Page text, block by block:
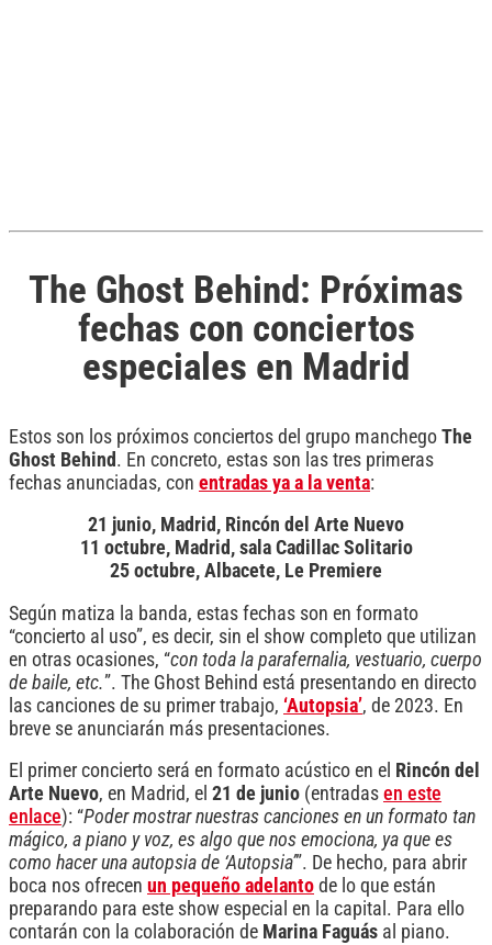
The Ghost Behind: Próximas
fechas con conciertos
especiales en Madrid
Estos son los próximos conciertos del grupo manchego The
Ghost Behind . En concreto, estas son las tres primeras
fechas anunciadas, con entradas ya a la venta:
21 junio, Madrid, Rincón del Arte Nuevo
11 octubre, Madrid, sala Cadillac Solitario
25 octubre, Albacete, Le Premiere
Según matiza la banda, estas fechas son en formato
“concierto al uso”, es decir, sin el show completo que utilizan
en otras ocasiones, “con toda la parafernalia, vestuario, cuerpo
de baile, etc.”. The Ghost Behind está presentando en directo
las canciones de su primer trabajo, ‘Autopsia’, de 2023. En
breve se anunciarán más presentaciones.
El primer concierto será en formato acústico en el Rincón del
Arte Nuevo, en Madrid, el 21 de junio (entradas en este
enlace): “Poder mostrar nuestras canciones en un formato tan
mágico, a piano y voz, es algo que nos emociona, ya que es
como hacer una autopsia de ‘Autopsia’”. De hecho, para abrir
boca nos ofrecen un pequeño adelanto de lo que están
preparando para este show especial en la capital. Para ello
contarán con la colaboración de Marina Faguás al piano.